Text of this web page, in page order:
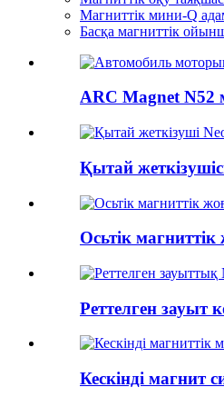
Магниттік мини-Q
Басқа магниттік
ARC Magnet N52
Қытай
Осьтік
Реттелген зауыт
Кескінді магнит